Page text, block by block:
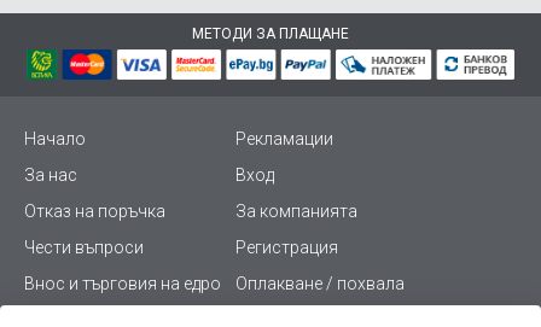
МЕТОДИ ЗА ПЛАЩАНЕ
Начало
Рекламации
За нас
Вход
Отказ на поръчка
За компанията
Чести въпроси
Регистрация
Внос и търговия на едро
Оплакване / похвала